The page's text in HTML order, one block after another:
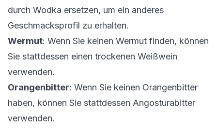
durch Wodka ersetzen, um ein anderes
Geschmacksprofil zu erhalten.
Wermut: Wenn Sie keinen Wermut finden, können
Sie stattdessen einen trockenen Weißwein
verwenden.
Orangenbitter: Wenn Sie keinen Orangenbitter
haben, können Sie stattdessen Angosturabitter
verwenden.